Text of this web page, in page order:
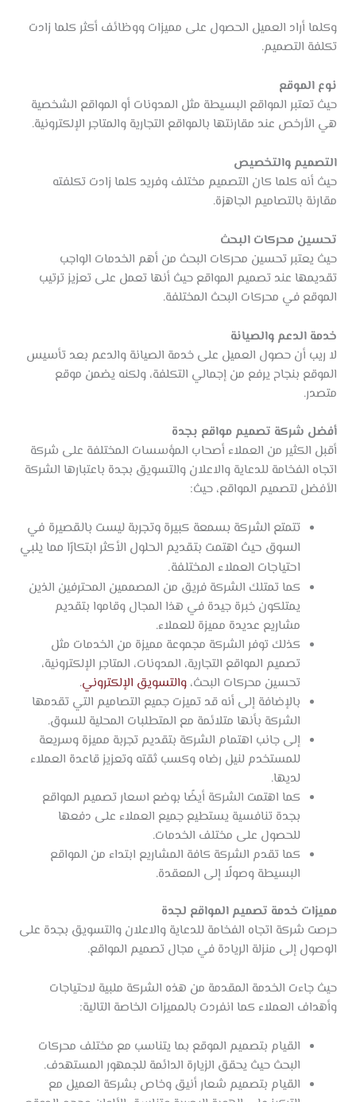
وكلما أراد العميل الحصول على مميزات ووظائف أكثر كلما زادت
تكلفة التصميم.
نوع الموقع
حيث تعتبر المواقع البسيطة مثل المدونات أو المواقع الشخصية
هي الأرخص عند مقارنتها بالمواقع التجارية والمتاجر الإلكترونية.
التصميم والتخصيص
حيث أنه كلما كان التصميم مختلف وفريد كلما زادت تكلفته
مقارنة بالتصاميم الجاهزة.
تحسين محركات البحث
حيث يعتبر تحسين محركات البحث من أهم الخدمات الواجب
تقديمها عند تصميم المواقع حيث أنها تعمل على تعزيز ترتيب
الموقع في محركات البحث المختلفة.
خدمة الدعم والصيانة
لا ريب أن حصول العميل على خدمة الصيانة والدعم بعد تأسيس
الموقع بنجاح يرفع من إجمالي التكلفة، ولكنه يضمن موقع
متصدر.
أفضل شركة تصميم مواقع بجدة
أقبل الكثير من العملاء أصحاب المؤسسات المختلفة على شركة
اتجاه الفخامة للدعاية والاعلان والتسويق بجدة باعتبارها الشركة
الأفضل لتصميم المواقع، حيث:
تتمتع الشركة بسمعة كبيرة وتجربة ليست بالقصيرة في
السوق حيث اهتمت بتقديم الحلول الأكثر ابتكارًا مما يلبي
احتياجات العملاء المختلفة.
كما تمتلك الشركة فريق من المصممين المحترفين الذين
يمتلكون خبرة جيدة في هذا المجال وقاموا بتقديم
مشاريع عديدة مميزة للعملاء.
كذلك توفر الشركة مجموعة مميزة من الخدمات مثل
تصميم المواقع التجارية، المدونات، المتاجر الإلكترونية،
تحسين محركات البحث،والتسويق الإلكتروني.
بالإضافة إلى أنه قد تميزت جميع التصاميم التي تقدمها
الشركة بأنها متلائمة مع المتطلبات المحلية للسوق.
إلى جانب اهتمام الشركة بتقديم تجربة مميزة وسريعة
للمستخدم لنيل رضاه وكسب ثقته وتعزيز قاعدة العملاء
لديها.
كما اهتمت الشركة أيضًا بوضع اسعار تصميم المواقع
بجدة تنافسية يستطيع جميع العملاء على دفعها
للحصول على مختلف الخدمات.
كما تقدم الشركة كافة المشاريع ابتداء من المواقع
البسيطة وصولًا إلى المعقدة.
مميزات خدمة تصميم المواقع لجدة
حرصت شركة اتجاه الفخامة للدعاية والاعلان والتسويق بجدة على
الوصول إلى منزلة الريادة في مجال تصميم المواقع.
حيث جاءت الخدمة المقدمة من هذه الشركة ملبية لاحتياجات
وأهداف العملاء كما انفردت بالمميزات الخاصة التالية:
القيام بتصميم الموقع بما يتناسب مع مختلف محركات
البحث حيث يحقق الزيارة الدائمة للجمهور المستهدف.
القيام بتصميم شعار أنيق وخاص بشركة العميل مع